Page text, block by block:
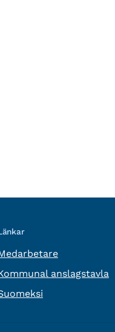
anslagstavla